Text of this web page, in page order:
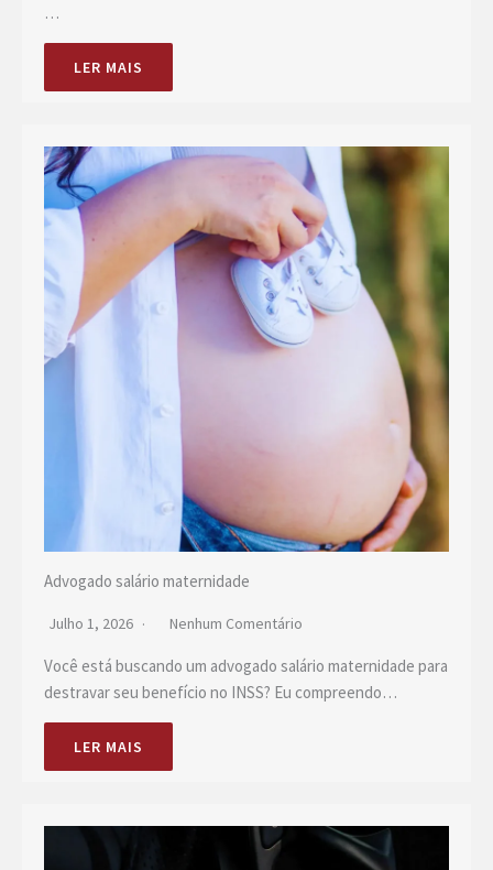
…
LER MAIS
Advogado salário maternidade
Julho 1, 2026 Nenhum Comentário
Você está buscando um advogado salário maternidade para
destravar seu benefício no INSS? Eu compreendo…
LER MAIS